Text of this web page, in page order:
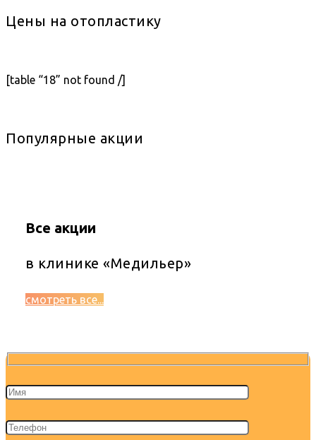
Цены на отопластику
[table “18” not found /]
Популярные акции
Все акции
в клинике «Медильер»
смотреть все...